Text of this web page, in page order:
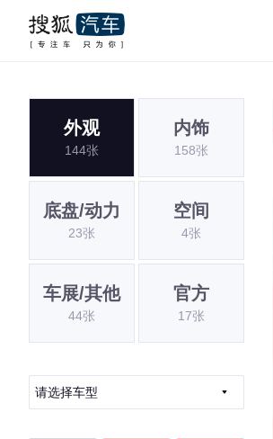
外观
144张
内饰
158张
底盘/动力
23张
空间
4张
车展/其他
44张
官方
17张
请选择车型